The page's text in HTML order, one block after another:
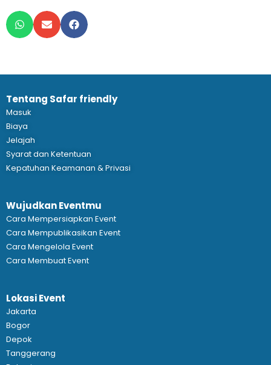
Tentang Safar friendly
Masuk
Biaya
Jelajah
Syarat dan Ketentuan
Kepatuhan Keamanan & Privasi
Wujudkan Eventmu
Cara Mempersiapkan Event
Cara Mempublikasikan Event
Cara Mengelola Event
Cara Membuat Event
Lokasi Event
Jakarta
Bogor
Depok
Tanggerang